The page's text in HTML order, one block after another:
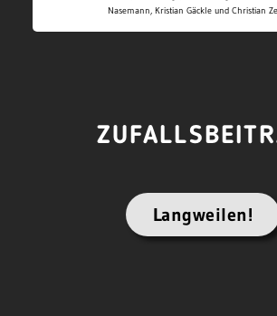
Nasemann, Kristian Gäckle und Christian
Langweilen!